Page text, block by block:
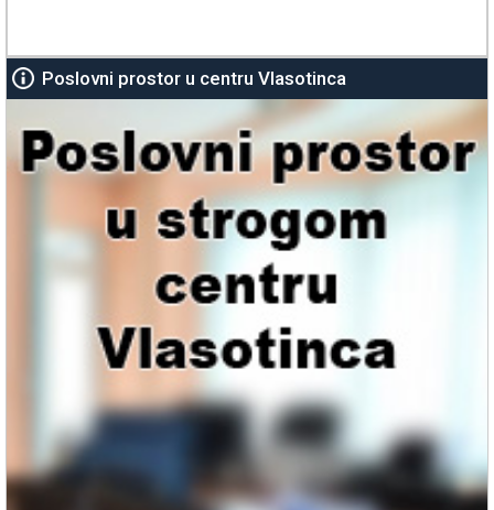
Poslovni prostor u centru Vlasotinca